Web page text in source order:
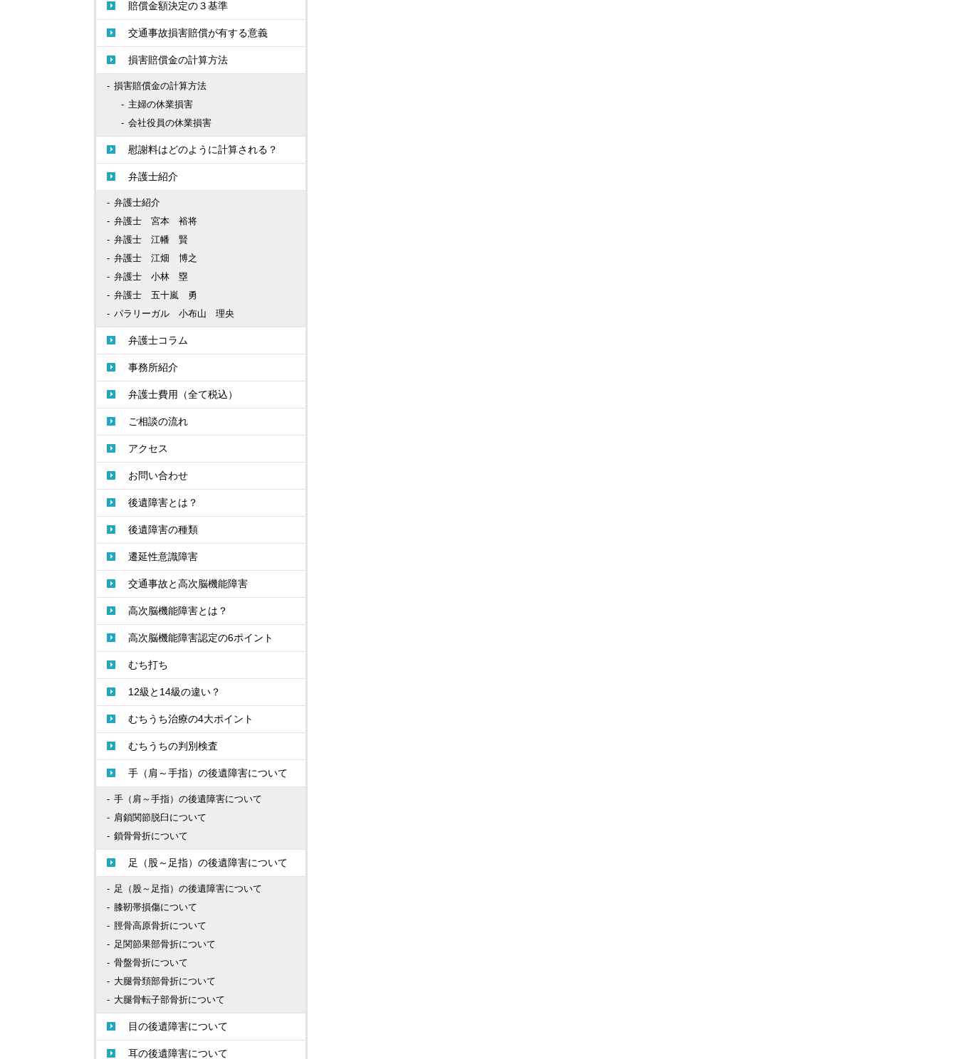
賠償金額決定の３基準
交通事故損害賠償が有する意義
損害賠償金の計算方法
損害賠償金の計算方法
主婦の休業損害
会社役員の休業損害
慰謝料はどのように計算される？
弁護士紹介
弁護士紹介
弁護士 宮本 裕将
弁護士 江幡 賢
弁護士 江畑 博之
弁護士 小林 塁
弁護士 五十嵐 勇
パラリーガル 小布山 理央
弁護士コラム
事務所紹介
弁護士費用（全て税込）
ご相談の流れ
アクセス
お問い合わせ
後遺障害とは？
後遺障害の種類
遷延性意識障害
交通事故と高次脳機能障害
高次脳機能障害とは？
高次脳機能障害認定の6ポイント
むち打ち
12級と14級の違い？
むちうち治療の4大ポイント
むちうちの判別検査
手（肩～手指）の後遺障害について
手（肩～手指）の後遺障害について
肩鎖関節脱臼について
鎖骨骨折について
足（股～足指）の後遺障害について
足（股～足指）の後遺障害について
膝靭帯損傷について
脛骨高原骨折について
足関節果部骨折について
骨盤骨折について
大腿骨頚部骨折について
大腿骨転子部骨折について
目の後遺障害について
耳の後遺障害について